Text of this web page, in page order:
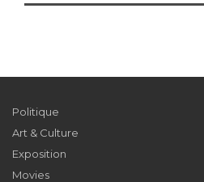
Politique
Art & Culture
Exposition
Movies